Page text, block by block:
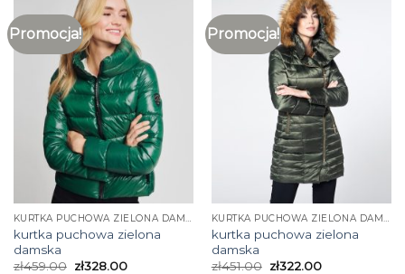
Promocja!
KURTKA PUCHOWA ZIELONA DAMSKA
kurtka puchowa zielona
damska
zł459.00 zł328.00
Promocja!
KURTKA PUCHOWA ZIELONA DAMSKA
kurtka puchowa zielona
damska
zł451.00 zł322.00